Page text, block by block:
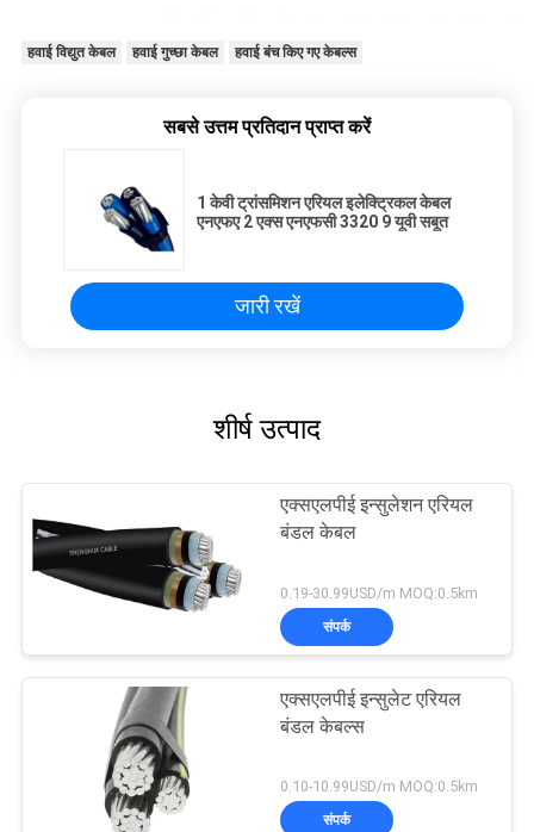
हवाई विद्युत केबल हवाई गुच्छा केबल हवाई बंच किए गए केबल्स
सबसे उत्तम प्रतिदान प्राप्त करें
1 केवी ट्रांसमिशन एरियल इलेक्ट्रिकल केबल
एनएफए 2 एक्स एनएफसी 3320 9 यूवी सबूत
जारी रखें
शीर्ष उत्पाद
एक्सएलपीई इन्सुलेशन एरियल
बंडल केबल
0.19-30.99USD/m MOQ:0.5km
संपर्क
एक्सएलपीई इन्सुलेट एरियल
बंडल केबल्स
0.10-10.99USD/m MOQ:0.5km
संपर्क